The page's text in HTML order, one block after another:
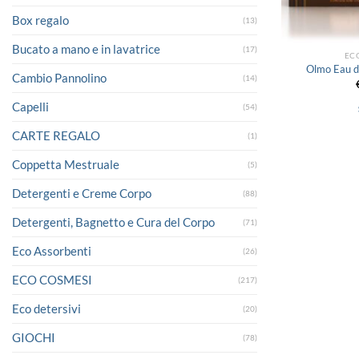
Box regalo (13)
Bucato a mano e in lavatrice (17)
Cambio Pannolino (14)
Capelli (54)
CARTE REGALO (1)
Coppetta Mestruale (5)
Detergenti e Creme Corpo (88)
Detergenti, Bagnetto e Cura del Corpo (71)
Eco Assorbenti (26)
ECO COSMESI (217)
Eco detersivi (20)
GIOCHI (78)
Olmo Eau